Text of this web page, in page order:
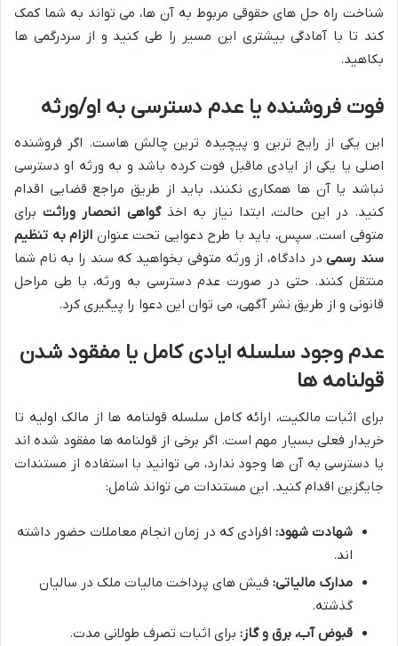
شناخت راه حل های حقوقی مربوط به آن ها، می تواند به شما کمک
کند تا با آمادگی بیشتری این مسیر را طی کنید و از سردرگمی ها
بکاهید.
فوت فروشنده یا عدم دسترسی به او/ورثه
این یکی از رایج ترین و پیچیده ترین چالش هاست. اگر فروشنده
اصلی یا یکی از ایادی ماقبل فوت کرده باشد و به ورثه او دسترسی
نباشد یا آن ها همکاری نکنند، باید از طریق مراجع قضایی اقدام
کنید. در این حالت، ابتدا نیاز به اخذگواهی انحصار وراثتبرای
متوفی است. سپس، باید با طرح دعوایی تحت عنوان الزام به تنظیم
سند رسمیدر دادگاه، از ورثه متوفی بخواهید که سند را به نام شما
منتقل کنند. حتی در صورت عدم دسترسی به ورثه، با طی مراحل
قانونی و از طریق نشر آگهی، می توان این دعوا را پیگیری کرد.
عدم وجود سلسله ایادی کامل یا مفقود شدن
قولنامه ها
برای اثبات مالکیت، ارائه کامل سلسله قولنامه ها از مالک اولیه تا
خریدار فعلی بسیار مهم است. اگر برخی از قولنامه ها مفقود شده اند
یا دسترسی به آن ها وجود ندارد، می توانید با استفاده از مستندات
جایگزین اقدام کنید. این مستندات می تواند شامل:
شهادت شهود: افرادی که در زمان انجام معاملات حضور داشته
اند.
مدارک مالیاتی: فیش های پرداخت مالیات ملک در سالیان
گذشته.
قبوض آب، برق و گاز: برای اثبات تصرف طولانی مدت.